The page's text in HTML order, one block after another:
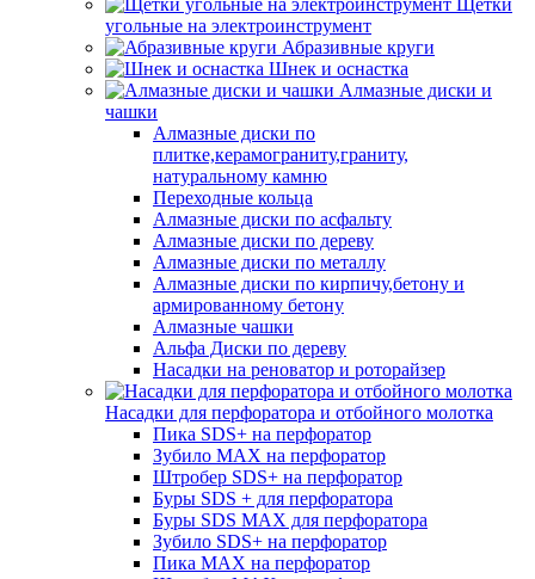
Щетки
угольные на электроинструмент
Абразивные круги
Шнек и оснастка
Алмазные диски и
чашки
Алмазные диски по
плитке,керамограниту,граниту,
натуральному камню
Переходные кольца
Алмазные диски по асфальту
Алмазные диски по дереву
Алмазные диски по металлу
Алмазные диски по кирпичу,бетону и
армированному бетону
Алмазные чашки
Альфа Диски по дереву
Насадки на реноватор и роторайзер
Насадки для перфоратора и отбойного молотка
Пика SDS+ на перфоратор
Зубило MAX на перфоратор
Штробер SDS+ на перфоратор
Буры SDS + для перфоратора
Буры SDS MAX для перфоратора
Зубило SDS+ на перфоратор
Пика MAX на перфоратор